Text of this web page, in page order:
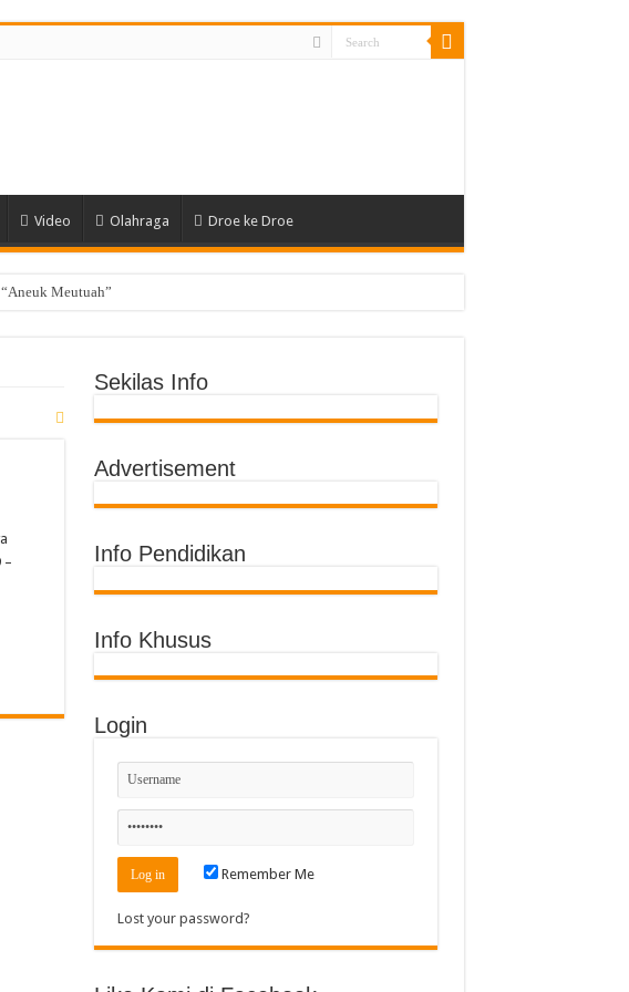
Video Olahraga Droe ke Droe
Meutuah”
Guru
–
Sekilas Info
Advertisement
Info Pendidikan
Info Khusus
Login
Remember Me
Lost your password?